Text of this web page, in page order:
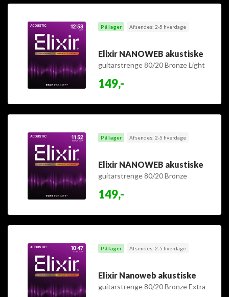
På lager Afsendes: 2-5 hverdage
Elixir NANOWEB akustiske
guitarstrenge 80/20 Bronze Light
149,-
På lager Afsendes: 2-5 hverdage
Elixir NANOWEB akustiske
guitarstrenge 80/20 Bronze
149,-
På lager Afsendes: 2-5 hverdage
Elixir Nanoweb akustiske
guitarstrenge 80/20 Bronze Extra